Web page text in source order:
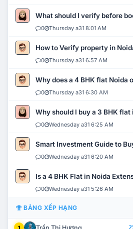
What should I verify before
0 Thursday a31 8:01 AM
How to Verify property in
0 Thursday a31 6:57 AM
Why does a 4 BHK flat Noida
0 Thursday a31 6:30 AM
Why should I buy a 3 BHK flat
0 Wednesday a31 6:25 AM
Smart Investment Guide to
0 Wednesday a31 6:20 AM
Is a 4 BHK Flat in Noida
0 Wednesday a31 5:26 AM
BẢNG XẾP HẠNG
1 Trần Thị Hương